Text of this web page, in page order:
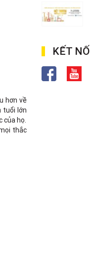
hơn về
tuổi lớn
của họ.
thắc
KẾT